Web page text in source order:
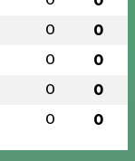
0 0
0 0
0 0
0 0